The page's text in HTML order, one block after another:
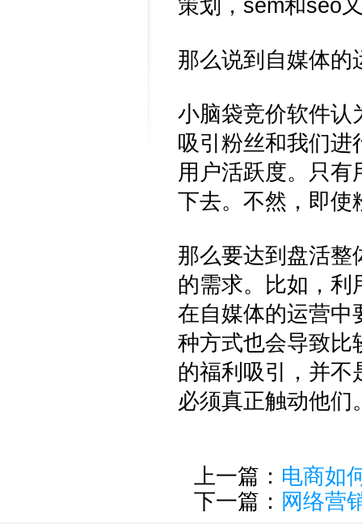
策划，sem和seo
那么说到自媒体的
小脑袋竞价软件认
吸引粉丝和我们进
用户活跃度。只有
下去。不然，即使
那么要达到盘活整
的需求。比如，利
在自媒体的运营中
种方式也会导致比
的福利吸引，并不
必须真正触动他们
上一篇： 电商如
下一篇： 网络营